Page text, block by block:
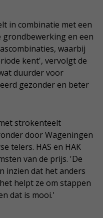
in combinatie met een
en een
waarbij
kent', vervolgt de
duurder voor
gezonder en beter
strokenteelt
door Wageningen
telers. HAS en HAK
van de prijs. 'De
inzien dat het anders
helpt ze om stappen
dat is mooi.'